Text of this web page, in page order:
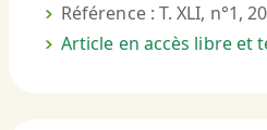
Référence : T. XLI, n°1,
Article en accès libre et